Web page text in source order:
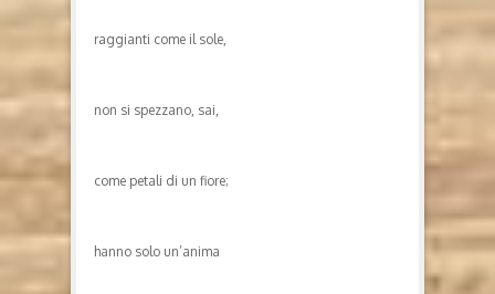
raggianti come il sole,
non si spezzano, sai,
come petali di un fiore;
hanno solo un’anima